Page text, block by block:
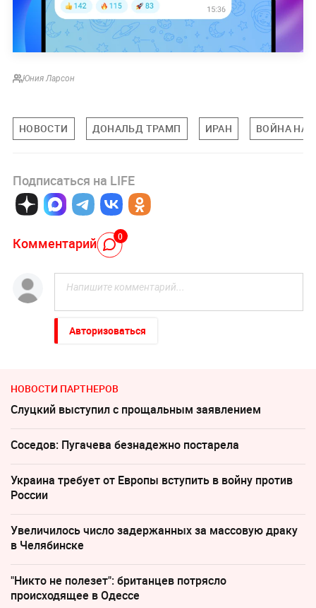
Юния Ларсон
НОВОСТИ ДОНАЛЬД ТРАМП ИРАН ВОЙНА НА
Подписаться на LIFE
Комментарий 0
Авторизоваться
НОВОСТИ ПАРТНЕРОВ
Слуцкий выступил с прощальным заявлением
Соседов: Пугачева безнадежно постарела
Украина требует от Европы вступить в войну против
России
Увеличилось число задержанных за массовую драку
в Челябинске
"Никто не полезет": британцев потрясло
происходящее в Одессе